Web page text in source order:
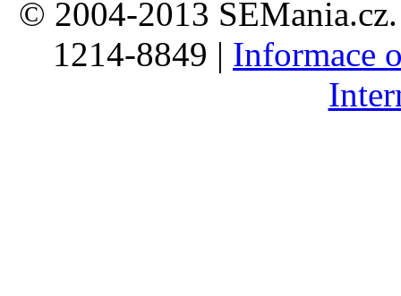
© 2004-2013
1214-8849 | Informace